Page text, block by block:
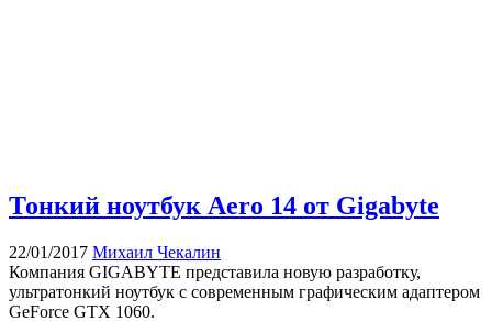
Тонкий ноутбук Aero 14 от Gigabyte
22/01/2017 Михаил Чекалин
Компания GIGABYTE представила новую разработку,
ультратонкий ноутбук с современным графическим адаптером
GeForce GTX 1060.